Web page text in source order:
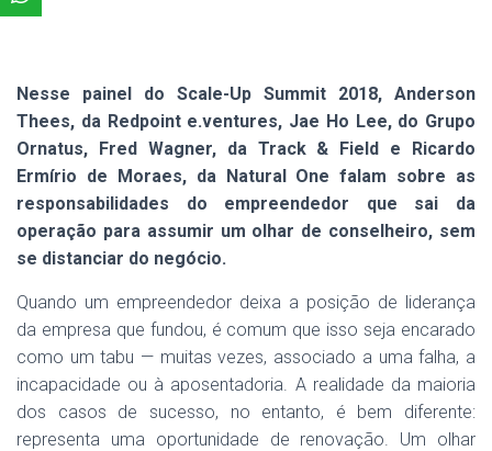
Nesse painel do Scale-Up Summit 2018, Anderson
Thees, da Redpoint e.ventures, Jae Ho Lee, do Grupo
Ornatus, Fred Wagner, da Track & Field e Ricardo
Ermírio de Moraes, da Natural One falam sobre as
responsabilidades do empreendedor que sai da
operação para assumir um olhar de conselheiro, sem
se distanciar do negócio.
Quando um empreendedor deixa a posição de liderança
da empresa que fundou, é comum que isso seja encarado
como um tabu — muitas vezes, associado a uma falha, a
incapacidade ou à aposentadoria. A realidade da maioria
dos casos de sucesso, no entanto, é bem diferente:
representa uma oportunidade de renovação. Um olhar